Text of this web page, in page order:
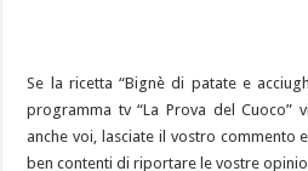
Se la ricetta “Bignè di patate e
programma tv “La Prova del Cuoco”
anche voi, lasciate il vostro commento
ben contenti di riportare le vostre